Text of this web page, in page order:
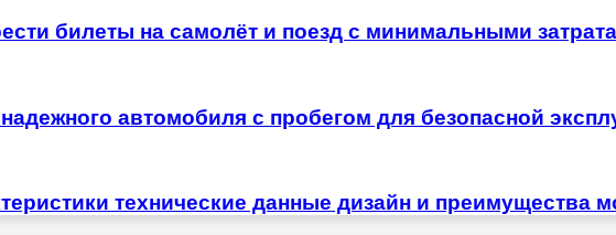
билеты на самолёт и поезд с минимальными
автомобиля с пробегом для безопасной
технические данные дизайн и преимущества